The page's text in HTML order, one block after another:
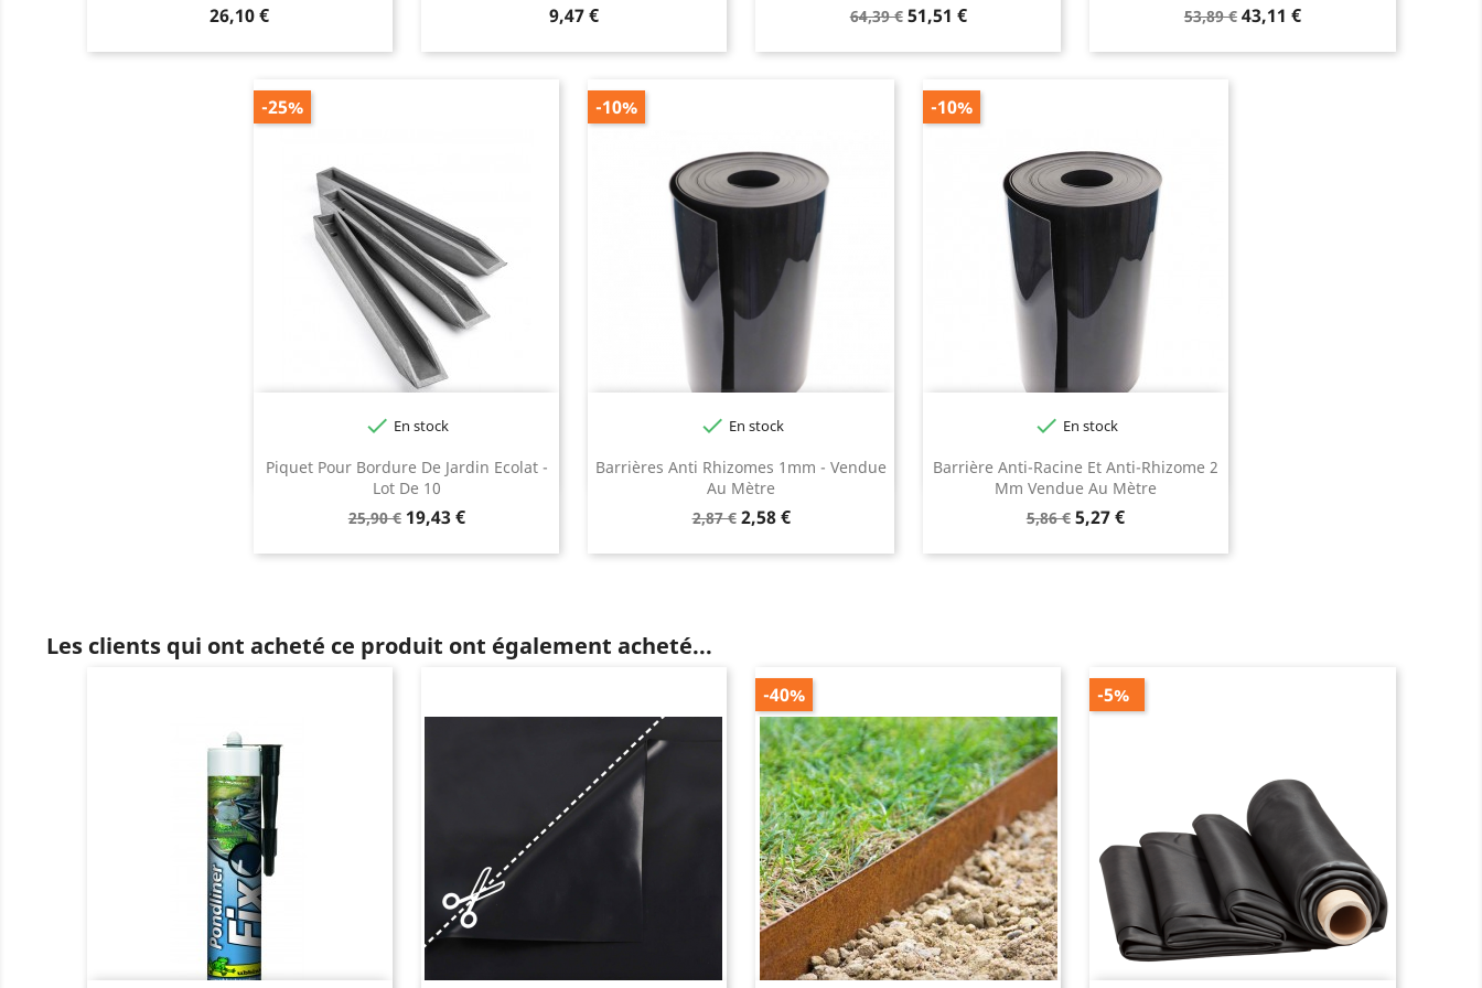
Prix
26,10 € Prix
9,47 €
Prix
base
64,39 € Prix
51,51 €
Prix
base
53,89 € Prix
43,11 €
Piquet Pour Bordure De Jardin Ecolat -
Lot De 10
Prix
base
25,90 € Prix
19,43 €
-25%
 En stock
Gris
Barrières Anti Rhizomes 1mm - Vendue
Au Mètre
Prix
base
2,87 € Prix
2,58 €
-10%
 En stock
Barrière Anti-Racine Et Anti-Rhizome 2
Mm Vendue Au Mètre
Prix
base
5,86 € Prix
5,27 €
-10%
 En stock
Les clients qui ont acheté ce produit ont également acheté...
-40% -5%